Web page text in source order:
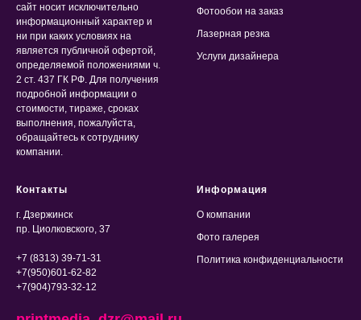
сайт носит исключительно
информационный характер и
ни при каких условиях на
является публичной офертой,
определяемой положениями ч.
2 ст. 437 ГК РФ. Для получения
подробной информации о
стоимости, тираже, сроках
выполнения, пожалуйста,
обращайтесь к сотруднику
компании.
Фотообои на заказ
Лазерная резка
Услуги дизайнера
Контакты
г. Дзержинск
пр. Циолковского, 37
+7 (8313) 39-71-31
+7(950)601-62-82
+7(904)793-32-12
Информация
О компании
Фото галерея
Политика конфиденциальности